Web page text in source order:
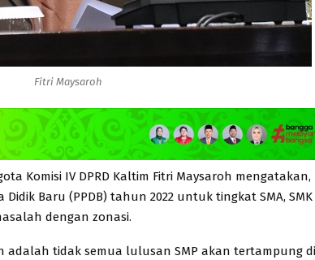
Fitri Maysaroh
Komisi IV DPRD Kaltim Fitri Maysaroh mengatakan,
Baru (PPDB) tahun 2022 untuk tingkat SMA, SMK
dengan zonasi.
adalah tidak semua lulusan SMP akan tertampung di